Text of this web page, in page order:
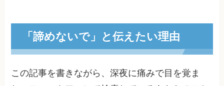
「諦めないで」と伝えたい理由
この記事を書きながら、深夜に痛みで目を覚ま